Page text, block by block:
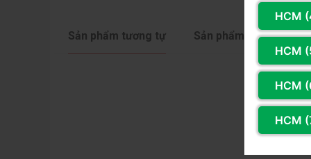
Sản phẩm tương tự Sản phẩm cùng hãng
HCM
HCM
HCM
HCM